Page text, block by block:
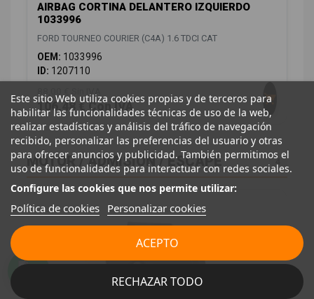
AIRBAG CORTINA DELANTERO IZQUIERDO
1033996
FORD TOURNEO COURIER (C4A) 1.6 TDCI CAT
OEM: 1033996
ID: 1207110
106,48 € Con IVA
MOTOR / ADMISIÓN / ESCAPE 4
Este sitio Web utiliza cookies propias y de terceros para
habilitar las funcionalidades técnicas de uso de la web,
realizar estadísticas y análisis del tráfico de navegación
recibido, personalizar las preferencias del usuario y otras
para ofrecer anuncios y publicidad. También permitimos el
uso de funcionalidades para interactuar con redes sociales.
Configure las cookies que nos permite utilizar:
Política de cookies Personalizar cookies
RECHAZAR TODO
ACEPTO